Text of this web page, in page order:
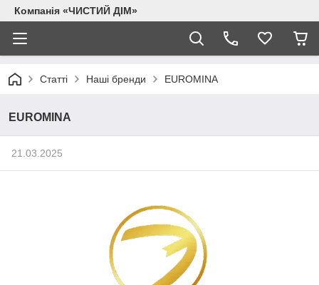
Компанія «ЧИСТИЙ ДІМ»
Статті Наші бренди EUROMINA
EUROMINA
21.03.2025